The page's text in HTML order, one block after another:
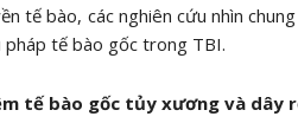
tế bào, các nghiên cứu nhìn
pháp tế bào gốc trong TBI.
tế bào gốc tủy xương và dây